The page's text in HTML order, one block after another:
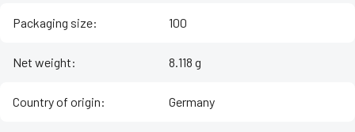
Packaging size: 100
Net weight: 8.118 g
Country of origin: Germany